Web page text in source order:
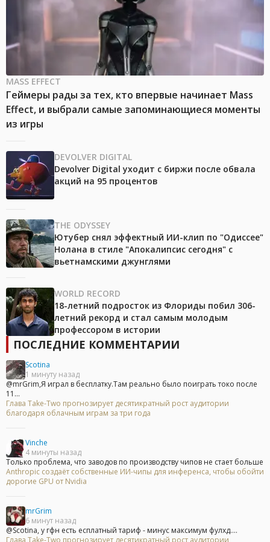
MASS EFFECT
Геймеры рады за тех, кто впервые начинает Mass
Effect, и выбрали самые запоминающиеся моменты
из игры
DEVOLVER DIGITAL
Devolver Digital уходит с биржи после обвала
акций на 95 процентов
THE ODYSSEY
Ютубер снял эффектный ИИ-клип по "Одиссее"
Нолана в стиле "Апокалипсис сегодня" с
вьетнамскими джунглями
WORLD RECORD
18-летний подросток из Флориды побил 306-
летний рекорд и стал самым молодым
профессором в истории
ПОСЛЕДНИЕ КОММЕНТАРИИ
Scotina
1 минуту назад
@mrGrim,Я играл в бесплатку.Там реально было поиграть токо после
11...
Глава Take-Two прогнозирует десятикратный рост аудитории
благодаря облачным играм за три года
Vinche
4 минуты назад
Только проблема, что заводов по производству чипов не стает больше
Anthropic создаёт собственные ИИ-чипы для инференса, чтобы обойти
дорогие GPU от Nvidia
mrGrim
6 минут назад
@Scotina, у гфн есть есплатный тариф - минус максимум фулхд....